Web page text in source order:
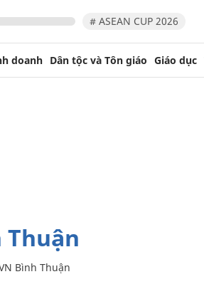
# ASEAN CUP 2026
doanh Dân tộc và Tôn giáo Giáo dục
Thuận
Bình Thuận